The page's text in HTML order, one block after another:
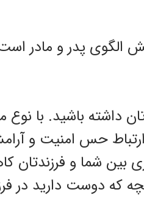
الگوی پدر و مادر
داشته باشید. با
حس امنیت و
شما و فرزندتان
که دوست دارید در